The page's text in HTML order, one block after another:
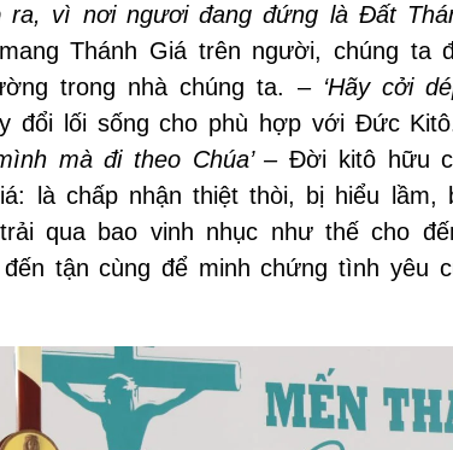
ra, vì nơi ngươi đang đứng là Đất
Thánh Giá trên người, chúng
trong nhà chúng ta. – ‘Hãy cởi
đổi lối sống cho phù hợp với Đức
mà đi theo Chúa’ –Đời kitô hữu
là chấp nhận thiệt thòi, bị hiểu
qua bao vinh nhục như thế cho
tận cùng để minh chứng tình yêu